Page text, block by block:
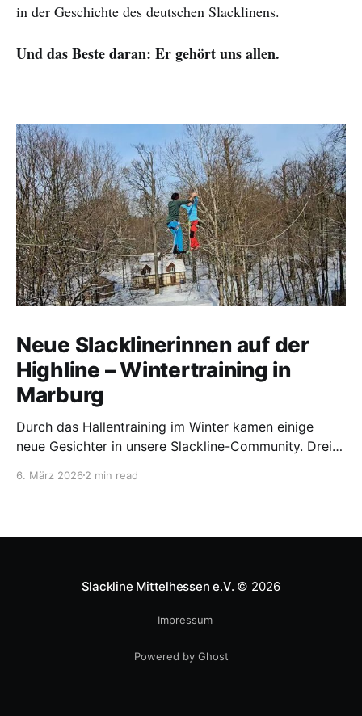
in der Geschichte des deutschen Slacklinens.
Und das Beste daran: Er gehört uns allen.
Neue Slacklinerinnen auf der
Highline – Wintertraining in
Marburg
Durch das Hallentraining im Winter kamen einige
neue Gesichter in unsere Slackline-Community. Drei
nächsten Schritt wagen und das Highlinen
kennt keine Saison. Auch bei Eis, Schnee und kalten
6. März 2026 2 min read
Slackline Mittelhessen e.V. © 2026
Impressum
Powered by Ghost